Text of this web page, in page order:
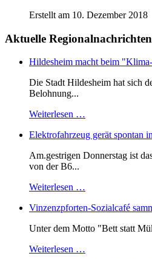
Erstellt am 10. Dezember 2018
Aktuelle Regionalnachrichten
Hildesheim macht beim
Die Stadt Hildesheim hat sich
Belohnung...
Weiterlesen …
Elektrofahrzeug gerät spontan
Am.gestrigen Donnerstag ist
von der B6...
Weiterlesen …
Vinzenzpforten-Sozialcafé
Unter dem Motto "Bett statt
Weiterlesen …